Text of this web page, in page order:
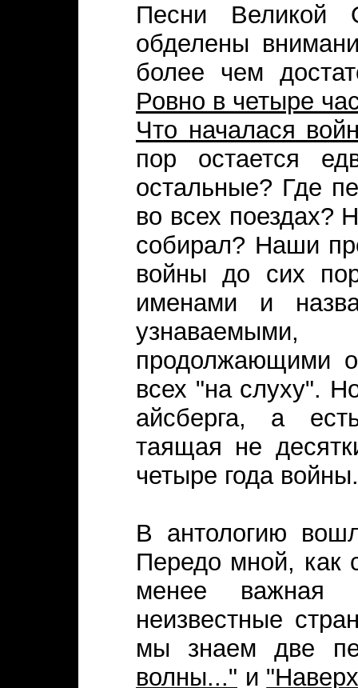
Песни Великой
обделены
более чем
Ровно в четыре
Что началася
пор остается
остальные? Где
во всех поездах?
собирал? Наши
войны до сих
именами и
продолжающими
всех "на слуху".
айсберга, а
таящая не
четыре года войны.
В антологию
Передо мной, как
менее важная
неизвестные
мы знаем две
волны..." и